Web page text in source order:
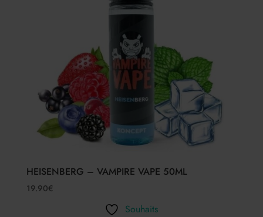
HEISENBERG – VAMPIRE VAPE 50ML
19.90€
Souhaits